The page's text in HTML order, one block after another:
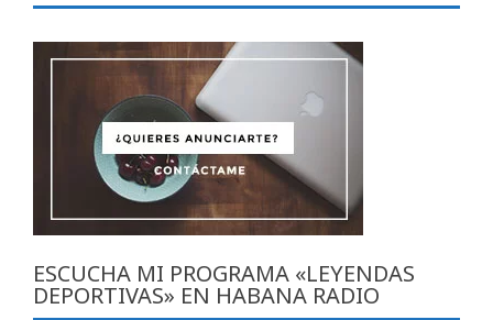
ESCUCHA MI PROGRAMA «LEYENDAS
DEPORTIVAS» EN HABANA RADIO